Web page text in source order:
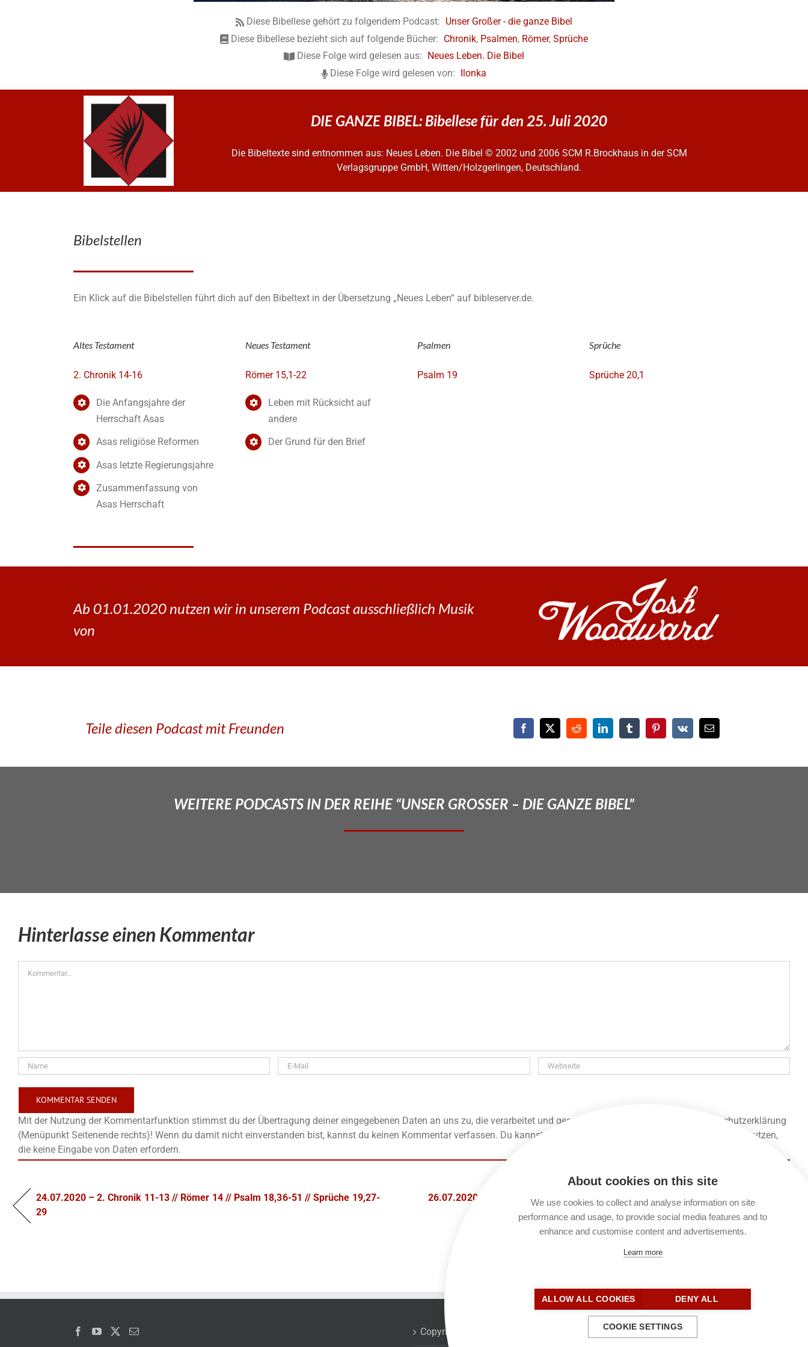
Diese Bibellese gehört zu folgendem Podcast: Unser Großer - die ganze Bibel
Diese Bibellese bezieht sich auf folgende Bücher: Chronik, Psalmen, Römer, Sprüche
Diese Folge wird gelesen aus:
Neues Leben. Die Bibel
Diese Folge wird gelesen von:
Ilonka
DIE GANZE BIBEL: Bibellese für den 25. Juli 2020
Die Bibeltexte sind entnommen aus: Neues Leben. Die Bibel © 2002 und 2006 SCM R.Brockhaus in der SCM
Verlagsgruppe GmbH, Witten/Holzgerlingen, Deutschland.
Bibelstellen
Ein Klick auf die Bibelstellen führt dich auf den Bibeltext in der Übersetzung „Neues Leben“ auf bibleserver.de.
Altes Testament
2. Chronik 14-16
Die Anfangsjahre der
Herrschaft Asas
Asas religiöse Reformen
Asas letzte Regierungsjahre
Zusammenfassung von
Asas Herrschaft
Neues Testament
Römer 15,1-22
Leben mit Rücksicht auf
andere
Der Grund für den Brief
Psalmen
Psalm 19
Sprüche
Sprüche 20,1
Ab 01.01.2020 nutzen wir in unserem Podcast ausschließlich Musik
von
Teile diesen Podcast mit Freunden
WEITERE PODCASTS IN DER REIHE “UNSER GROSSER – DIE GANZE BIBEL”
Hinterlasse einen Kommentar
Mit der Nutzung der Kommentarfunktion stimmst du der Übertragung deiner eingegebenen Daten an uns zu, die verarbeitet und gespeichert werden. Lies unsere Datenschutzerklärung
(Menüpunkt Seitenende rechts)! Wenn du damit nicht einverstanden bist, kannst du keinen Kommentar verfassen. Du kannst unsere Seite lesen und alle anderen Funktionen nutzen,
die keine Eingabe von Daten erfordern.
24.07.2020 – 2. Chronik 11-13 // Römer 14 // Psalm 18,36-51 // Sprüche 19,27-
29
26.07.2020 – 2. Chronik 17-18 // Römer 15,23-33 // Psalm 20 // Sprüche 20,2-3
Copyrights Kontakt
About cookies on this site
We use cookies to collect and analyse information on site
performance and usage, to provide social media features and to
enhance and customise content and advertisements.
Learn more
ALLOW ALL COOKIES DENY ALL
COOKIE SETTINGS